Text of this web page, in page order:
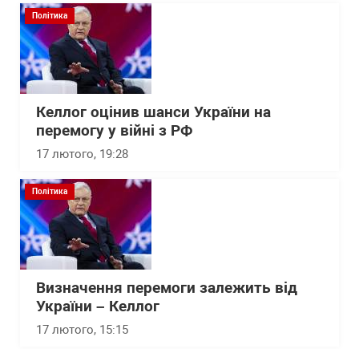
Політика
Келлог оцінив шанси України на
перемогу у війні з РФ
17 лютого, 19:28
Політика
Визначення перемоги залежить від
України – Келлог
17 лютого, 15:15